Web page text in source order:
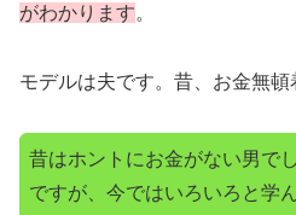
がわかります。
モデルは夫です。昔、お金無頓
昔はホントにお金がない男で
ですが、今ではいろいろと学